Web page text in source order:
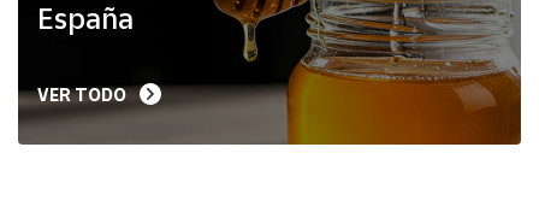
Mapa de
Hazte
vendedor
España
VER TODO